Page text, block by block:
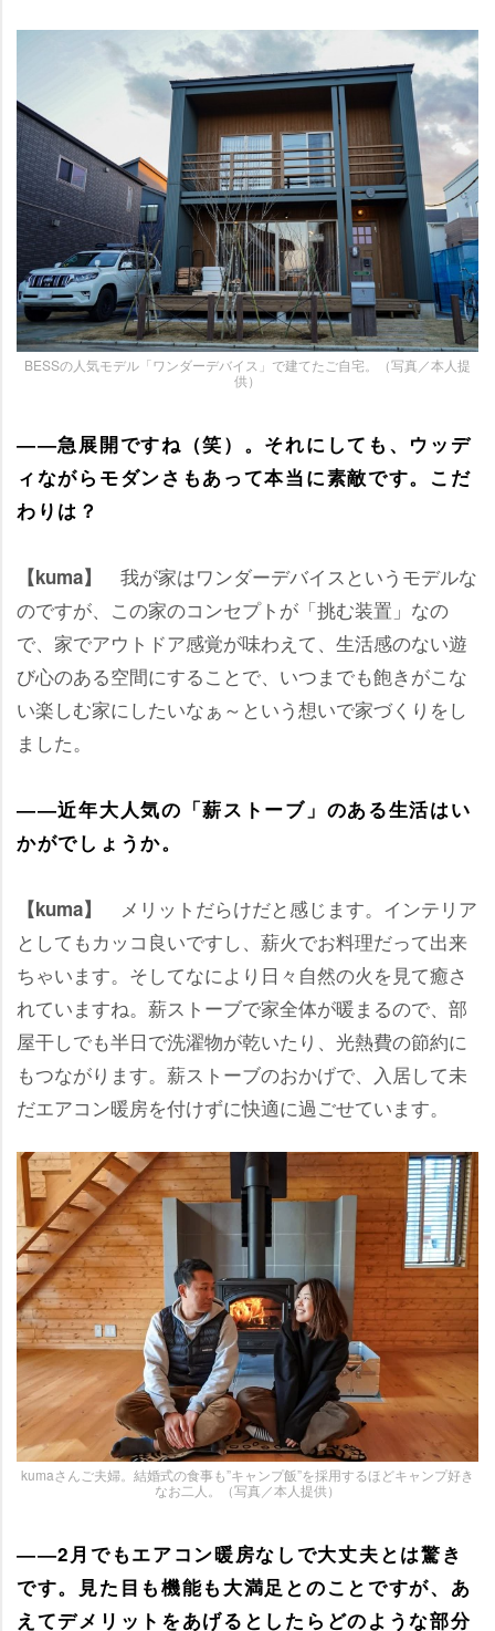
BESSの人気モデル「ワンダーデバイス」で建てたご自宅。（写真／本人提
供）
――急展開ですね（笑）。それにしても、ウッデ
ィながらモダンさもあって本当に素敵です。こだ
わりは？
【kuma】
我が家はワンダーデバイスというモデルな
のですが、この家のコンセプトが「挑む装置」なの
で、家でアウトドア感覚が味わえて、生活感のない遊
び心のある空間にすることで、いつまでも飽きがこな
い楽しむ家にしたいなぁ～という想いで家づくりをし
ました。
――近年大人気の「薪ストーブ」のある生活はい
かがでしょうか。
【kuma】
メリットだらけだと感じます。インテリア
としてもカッコ良いですし、薪火でお料理だって出来
ちゃいます。そしてなにより日々自然の火を見て癒さ
れていますね。薪ストーブで家全体が暖まるので、部
屋干しでも半日で洗濯物が乾いたり、光熱費の節約に
もつながります。薪ストーブのおかげで、入居して未
だエアコン暖房を付けずに快適に過ごせています。
kumaさんご夫婦。結婚式の食事も”キャンプ飯”を採用するほどキャンプ好き
なお二人。（写真／本人提供）
――2月でもエアコン暖房なしで大丈夫とは驚き
です。見た目も機能も大満足とのことですが、あ
えてデメリットをあげるとしたらどのような部分